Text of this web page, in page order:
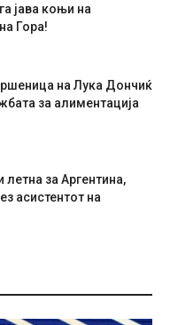
јава коњи на
Гора!
на Лука Дончиќ
за алиментација
летна за Аргентина,
асистентот на